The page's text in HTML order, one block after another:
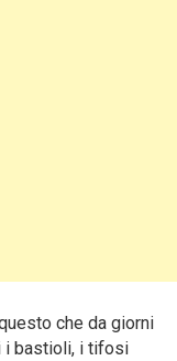
che da giorni
i bastioli, i tifosi